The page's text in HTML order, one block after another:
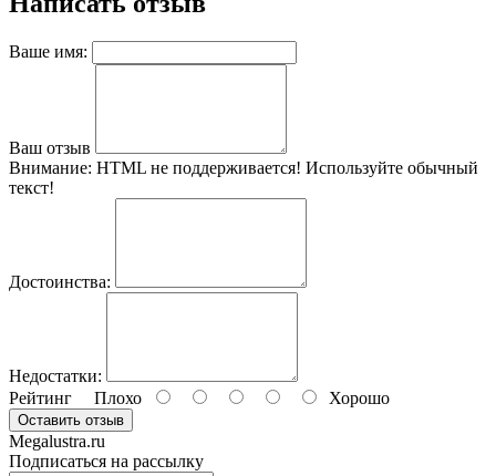
Ваше имя:
Ваш отзыв
Внимание: HTML не поддерживается! Используйте обычный
текст!
Достоинства:
Недостатки:
Рейтинг Плохо Хорошо
Оставить отзыв
Megalustra.ru
Подписаться на рассылку